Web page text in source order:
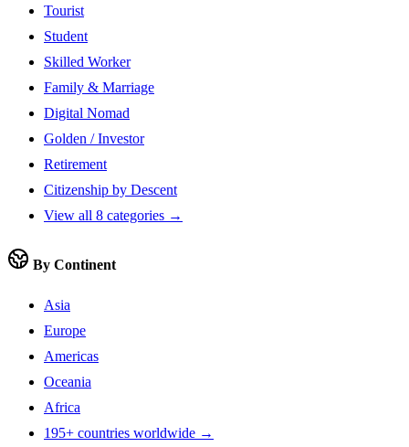
Tourist
Student
Skilled Worker
Family & Marriage
Digital Nomad
Golden / Investor
Retirement
Citizenship by Descent
View all 8 categories →
By Continent
Asia
Europe
Americas
Oceania
Africa
195+ countries worldwide →